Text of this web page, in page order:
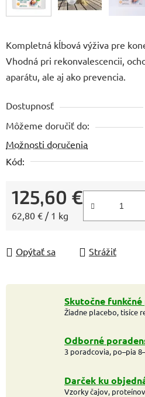
Kompletná kĺbová výživa pre
Vhodná pri rekonvalescencii,
aparátu, ale aj ako prevencia.
Dostupnosť
Môžeme doručiť do:
Možnosti doručenia
Kód:
125,60 €
Jednotková cena:
62,80 € / 1 kg
Opýtať sa Strážiť
Skutočne
Žiadne placebo, tisíce
Odborné
3 poradcovia, po–pia
Darček ku
Vzorky čajov,